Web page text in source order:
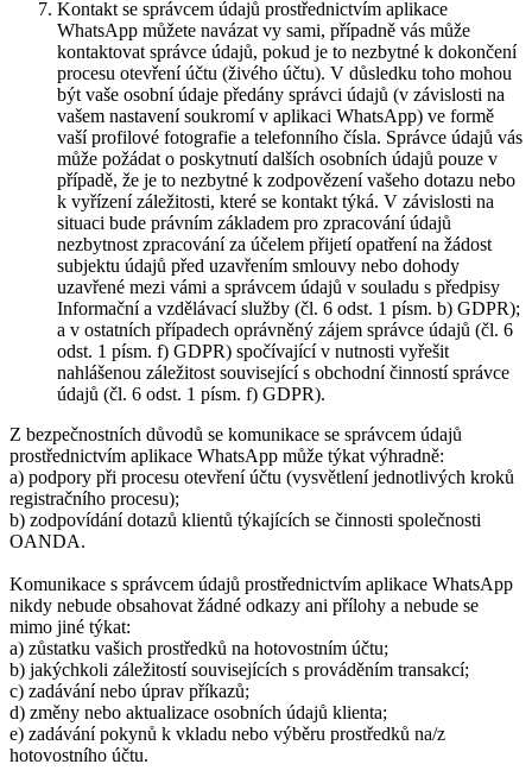
Kontakt se správcem údajů prostřednictvím aplikace
WhatsApp můžete navázat vy sami, případně vás může
kontaktovat správce údajů, pokud je to nezbytné k dokončení
procesu otevření účtu (živého účtu). V důsledku toho mohou
být vaše osobní údaje předány správci údajů (v závislosti na
vašem nastavení soukromí v aplikaci WhatsApp) ve formě
vaší profilové fotografie a telefonního čísla. Správce údajů vás
může požádat o poskytnutí dalších osobních údajů pouze v
případě, že je to nezbytné k zodpovězení vašeho dotazu nebo
k vyřízení záležitosti, které se kontakt týká. V závislosti na
situaci bude právním základem pro zpracování údajů
nezbytnost zpracování za účelem přijetí opatření na žádost
subjektu údajů před uzavřením smlouvy nebo dohody
uzavřené mezi vámi a správcem údajů v souladu s předpisy
Informační a vzdělávací služby (čl. 6 odst. 1 písm. b) GDPR);
a v ostatních případech oprávněný zájem správce údajů (čl. 6
odst. 1 písm. f) GDPR) spočívající v nutnosti vyřešit
nahlášenou záležitost související s obchodní činností správce
údajů (čl. 6 odst. 1 písm. f) GDPR).
Z bezpečnostních důvodů se komunikace se správcem údajů
prostřednictvím aplikace WhatsApp může týkat výhradně:
a) podpory při procesu otevření účtu (vysvětlení jednotlivých kroků
registračního procesu);
b) zodpovídání dotazů klientů týkajících se činnosti společnosti
OANDA.
Komunikace s správcem údajů prostřednictvím aplikace WhatsApp
nikdy nebude obsahovat žádné odkazy ani přílohy a nebude se
mimo jiné týkat:
a) zůstatku vašich prostředků na hotovostním účtu;
b) jakýchkoli záležitostí souvisejících s prováděním transakcí;
c) zadávání nebo úprav příkazů;
d) změny nebo aktualizace osobních údajů klienta;
e) zadávání pokynů k vkladu nebo výběru prostředků na/z
hotovostního účtu.